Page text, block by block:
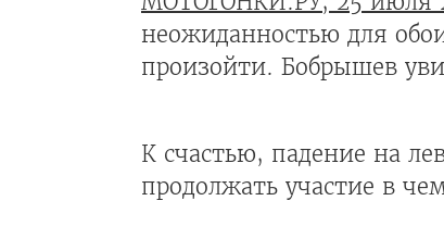
неожиданностью для
произойти. Бобрышев
К счастью, падение на
продолжать участие в